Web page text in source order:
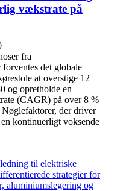
vækstrate på
fra
forventes det globale
at overstige 12
og opretholde en
(CAGR) på over 8 %
der driver
kontinuerligt voksende